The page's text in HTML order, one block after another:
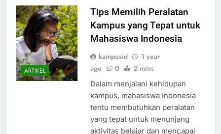
ARTIKEL
Tips Memilih Peralatan
Kampus yang Tepat untuk
Mahasiswa Indonesia
kampusid
1 year
ago
0 2 mins
Dalam menjalani kehidupan
kampus, mahasiswa Indonesia
tentu membutuhkan peralatan
yang tepat untuk menunjang
aktivitas belajar dan mencapai